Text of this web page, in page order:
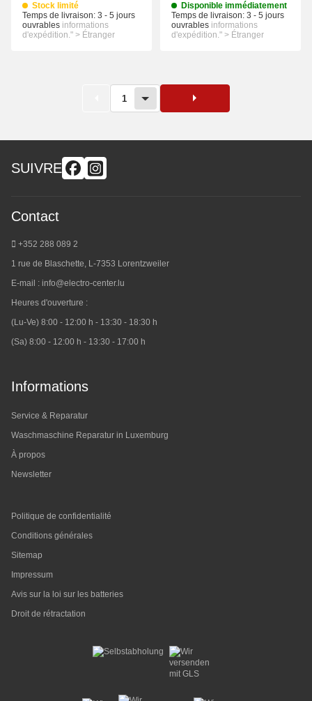
Stock limité
Temps de livraison: 3 - 5 jours
ouvrables informations
d'expédition." > Étranger
Disponible immédiatement
Temps de livraison: 3 - 5 jours
ouvrables informations
d'expédition." > Étranger
1
SUIVRE
Contact
+352 288 089 2
1 rue de Blaschette, L-7353 Lorentzweiler
E-mail : info@electro-center.lu
Heures d'ouverture :
(Lu-Ve) 8:00 - 12:00 h - 13:30 - 18:30 h
(Sa) 8:00 - 12:00 h - 13:30 - 17:00 h
Informations
Service & Reparatur
Waschmaschine Reparatur in Luxemburg
À propos
Newsletter
Politique de confidentialité
Conditions générales
Sitemap
Impressum
Avis sur la loi sur les batteries
Droit de rétractation